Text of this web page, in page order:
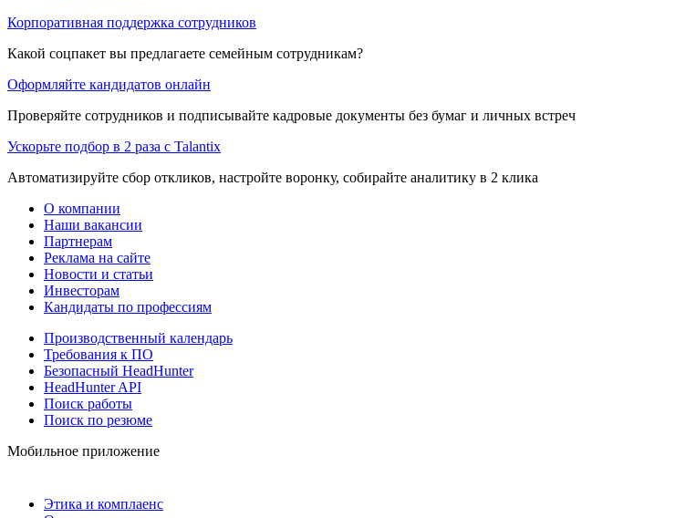
Корпоративная поддержка сотрудников
Какой соцпакет вы предлагаете семейным сотрудникам?
Оформляйте кандидатов онлайн
Проверяйте сотрудников и подписывайте кадровые документы без бумаг и личных встреч
Ускорьте подбор в 2 раза с Talantix
Автоматизируйте сбор откликов, настройте воронку, собирайте аналитику в 2 клика
О компании
Наши вакансии
Партнерам
Реклама на сайте
Новости и статьи
Инвесторам
Кандидаты по профессиям
Производственный календарь
Требования к ПО
Безопасный HeadHunter
HeadHunter API
Поиск работы
Поиск по резюме
Мобильное приложение
Этика и комплаенс